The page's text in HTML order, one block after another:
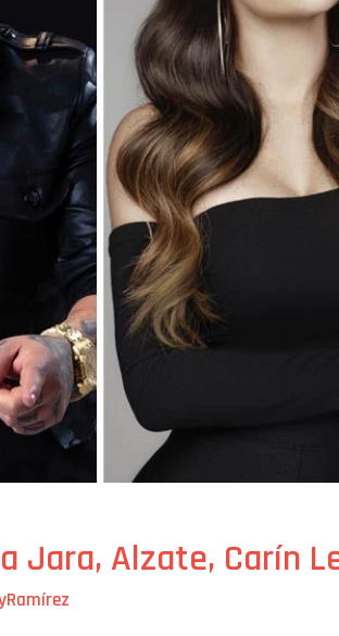
Jara, Alzate, Carín